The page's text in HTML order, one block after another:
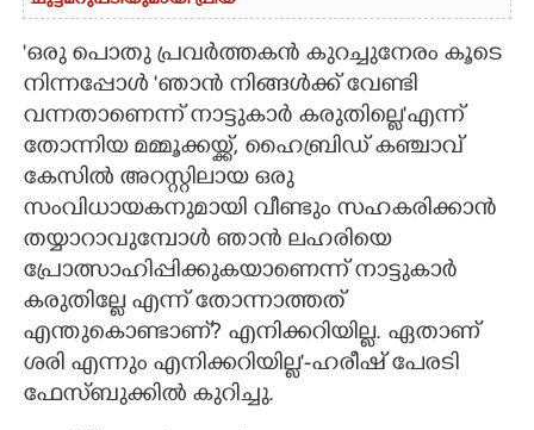
'ഒരു പൊതു പ്രവർത്തകൻ കുറച്ചുനേരം കൂടെ
നിന്നപ്പോൾ 'ഞാൻ നിങ്ങൾക്ക് വേണ്ടി
വന്നതാണെന്ന് നാട്ടുകാർ കരുതില്ലെ'എന്ന്
തോന്നിയ മമ്മൂക്കയ്ക്ക്, ഹൈബ്രിഡ് കഞ്ചാവ്
കേസിൽ അറസ്റ്റിലായ ഒരു
സംവിധായകനുമായി വീണ്ടും സഹകരിക്കാൻ
തയ്യാറാവുമ്പോൾ ഞാൻ ലഹരിയെ
പ്രോത്സാഹിപ്പിക്കുകയാണെന്ന് നാട്ടുകാർ
കരുതില്ലേ എന്ന് തോന്നാത്തത്
എന്തുകൊണ്ടാണ്? എനിക്കറിയില്ല. ഏതാണ്
ശരി എന്നും എനിക്കറിയില്ല'-ഹരീഷ് പേരടി
ഫേസ്ബുക്കിൽ കുറിച്ചു.